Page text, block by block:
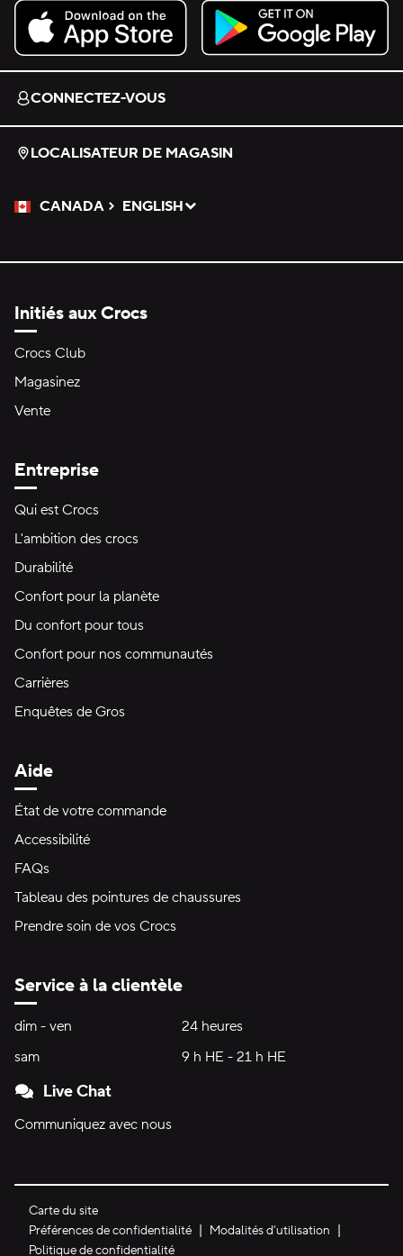
Download on the App Store.
Get it on Google Play.
CONNECTEZ-VOUS
LOCALISATEUR DE MAGASIN
CANADA
Veuillez sélectionner une langue
ENGLISH
Sélectionné
Initiés aux Crocs
Crocs Club
Magasinez
Vente
Entreprise
Qui est Crocs
L'ambition des crocs
Durabilité
Confort pour la planète
Du confort pour tous
Confort pour nos communautés
Carrières
Enquêtes de Gros
Aide
État de votre commande
Accessibilité
FAQs
Tableau des pointures de chaussures
Prendre soin de vos Crocs
Service à la clientèle
Heures d'ouverture:
dim - ven dimanche à vendredi24 heures24 heures
sam
9 h HE - 21 h HE9 h HE - 21 h HE
Live Chat
Communiquez avec nous
Carte du site
Préférences de confidentialité
Modalités d’utilisation
Politique de confidentialité